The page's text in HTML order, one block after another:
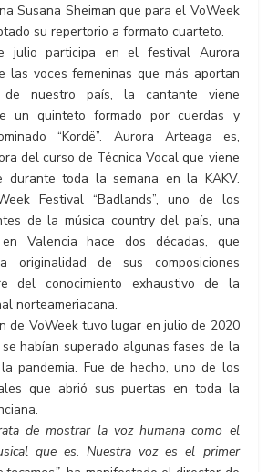
Susana Sheiman que para el VoWeek
su repertorio a formato cuarteto.
julio participa en el festival Aurora
las voces femeninas que más aportan
nuestro país, la cantante viene
un quinteto formado por cuerdas y
“Kordë”. Aurora Arteaga es,
del curso de Técnica Vocal que viene
durante toda la semana en la KAKV.
Festival “Badlands”, uno de los
de la música country del país, una
Valencia hace dos décadas, que
originalidad de sus composiciones
del conocimiento exhaustivo de la
norteameriacana.
de VoWeek tuvo lugar en julio de 2020
habían superado algunas fases de la
pandemia. Fue de hecho, uno de los
que abrió sus puertas en toda la
de mostrar la voz humana como el
que es. Nuestra voz es el primer